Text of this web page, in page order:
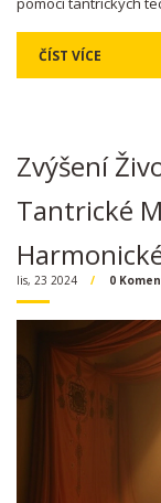
ČÍST VÍCE
Zvýšení
Tantrické
lis, 23 2024 0